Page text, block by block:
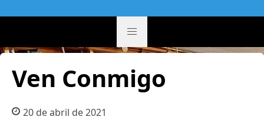
Ven Conmigo
20 de abril de 2021